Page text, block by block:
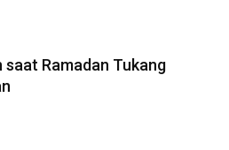
Ramadan Tukang